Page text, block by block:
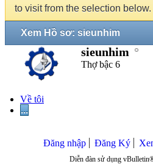
to visit from the selection below.
Xem Hồ sơ: sieunhim
sieunhim
Thợ bậc 6
Về tôi
...
Đăng nhập Đăng Ký
Diễn đàn sử dụng